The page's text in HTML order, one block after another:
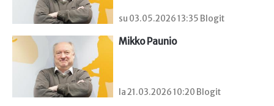
su 03.05.2026 13:35 Blogit
Mikko Paunio
la 21.03.2026 10:20 Blogit